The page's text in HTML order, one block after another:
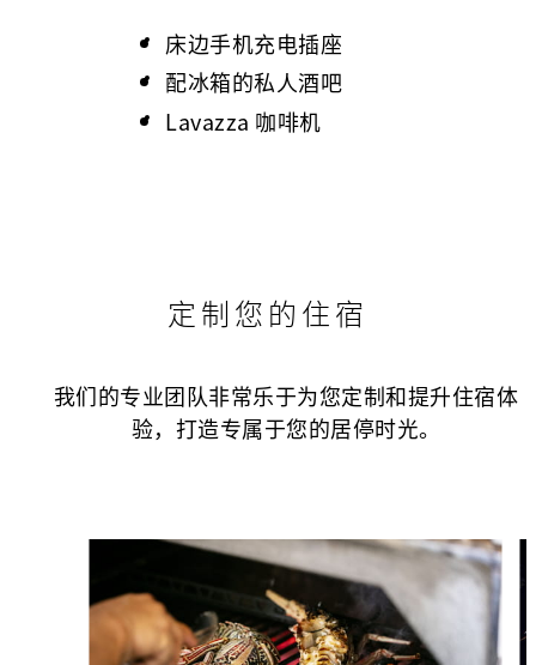
床边手机充电插座
配冰箱的私人酒吧
Lavazza 咖啡机
定制您的住宿
我们的专业团队非常乐于为您定制和提升住宿体
验，打造专属于您的居停时光。